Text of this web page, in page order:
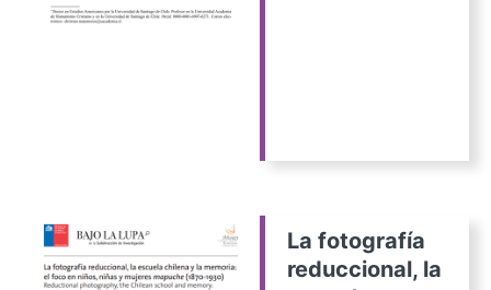
La fotografía
reduccional, la